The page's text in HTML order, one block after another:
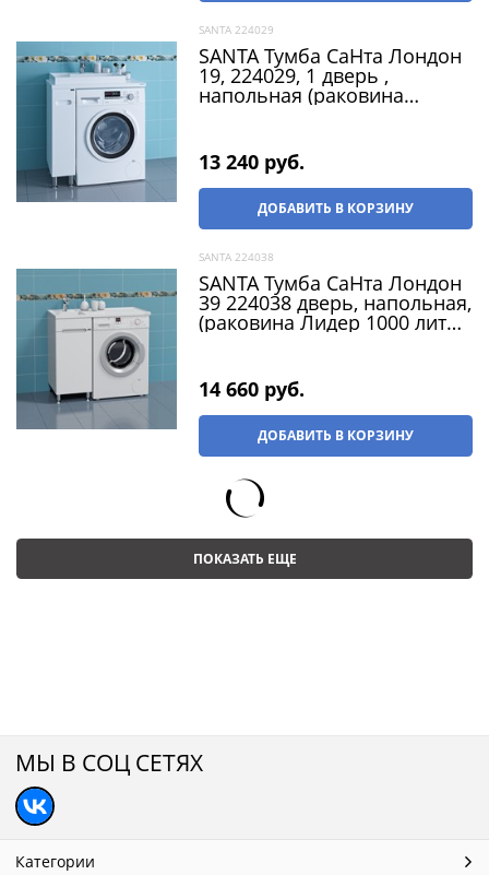
SANTA 224029
SANTA Тумба СаНта Лондон
19, 224029, 1 дверь ,
напольная (раковина
13 240 руб.
ДОБАВИТЬ В КОРЗИНУ
SANTA 224038
SANTA Тумба СаНта Лондон
39 224038 дверь, напольная,
(раковина Лидер 1000 литой
14 660 руб.
ДОБАВИТЬ В КОРЗИНУ
ПОКАЗАТЬ ЕЩЕ
МЫ В СОЦ СЕТЯХ
Категории